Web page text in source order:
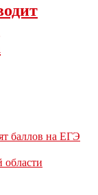
баллов на ЕГЭ
области